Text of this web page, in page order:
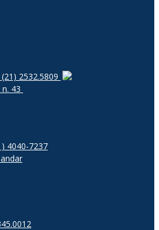
2532.5809
43
4040-7237